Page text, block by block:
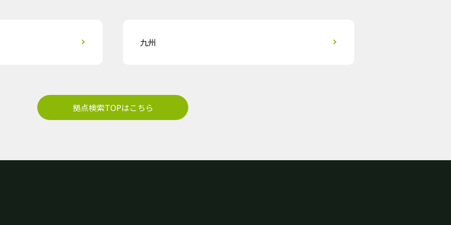
九州
拠点検索TOPはこちら